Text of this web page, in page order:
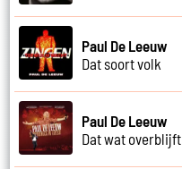
Paul De Leeuw
Dat soort volk
Paul De Leeuw
Dat wat overblijft